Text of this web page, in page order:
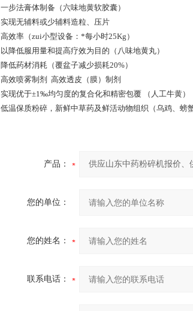
一步法膏体制备（六味地黄软胶囊）
实现无辅料或少辅料造粒、压片
高效率（zui小型设备：*每小时25Kg）
以降低服用量和提高疗效为目的（八味地黄丸）
降低药材消耗（覆盆子减少损耗20%）
高效喷雾制剂 高效透皮（膜）制剂
实现优于±1‰均匀度的复合化和精密包覆 （人工牛黄）
低温保质粉碎，新鲜中草药及鲜活动物组织（乌鸡、螃蟹
产品：
您的单位：
您的姓名：
联系电话：